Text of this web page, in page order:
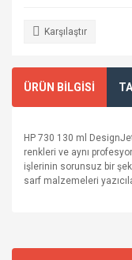
Karşılaştır
ÜRÜN BİLGİSİ
HP 730 130 ml
renkleri ve aynı
işlerinin sorunsuz bir
sarf malzemeleri